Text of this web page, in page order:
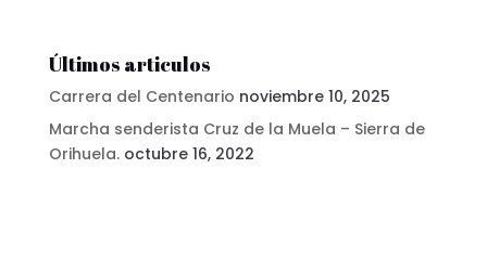
Últimos articulos
Carrera del Centenario noviembre 10, 2025
Marcha senderista Cruz de la Muela – Sierra de
Orihuela. octubre 16, 2022